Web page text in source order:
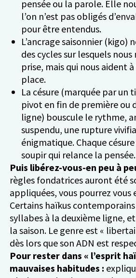
pensée ou la parole. Elle
l’on n’est pas obligés
pour être entendus.
L’ancrage saisonnier (kigo)
des cycles sur lesquels nous
prise, mais qui nous aident
place.
La césure (marquée par un
pivot en fin de première ou
ligne) bouscule le rythme,
suspendu, une rupture
énigmatique. Chaque
soupir qui relance la pensée.
Puis libérez-vous-en peu à
règles fondatrices auront été
appliquées, vous pourrez vous
Certains haïkus
syllabes à la deuxième ligne,
la saison. Le genre est «
dès lors que son ADN est
Pour rester dans « l’esprit
mauvaises habitudes :